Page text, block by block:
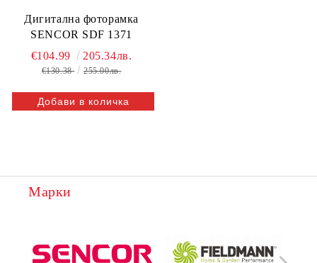
Дигитална фоторамка
SENCOR SDF 1371
€104.99 205.34лв.
€130.38 255.00лв.
Марки